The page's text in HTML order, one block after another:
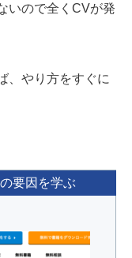
いので全くCVが発
、やり方をすぐに
要因を学ぶ